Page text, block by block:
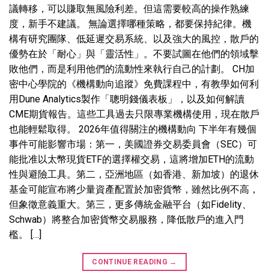
議轉移，可以賺取無風險利差。但這需要較高的操作熟練
度，新手不建議。 無論選擇哪種策略，都要保持紀律。機
構有研究團隊、低延遲交易系統、以及強大的風控，散戶的
優勢在於「耐心」與「靈活性」。不要試圖在他們的領域擊
敗他們，而是利用他們的流動性來執行自己的計劃。 CH加
密中心學院的《機構動向追蹤》免費課程中，有教學如何利
用Dune Analytics製作「聰明錢儀表板」，以及如何解讀
CME期貨報告。這些工具過去只限專業機構使用，現在散戶
也能輕鬆取得。 2026年值得關注的機構動向 下半年有幾個
事件可能影響市場：第一，美國證券交易委員會（SEC）可
能批准以太幣現貨ETF的選擇權交易，這將增加ETH的流動
性與避險工具。第二，亞洲地區（如香港、新加坡）的退休
基金可能宣布將少量資產配置於加密貨幣，雖然比例不高，
但象徵意義重大。第三，更多傳統金融平台（如Fidelity、
Schwab）將整合加密貨幣交易服務，降低散戶的進入門
檻。 […]
CONTINUE READING →